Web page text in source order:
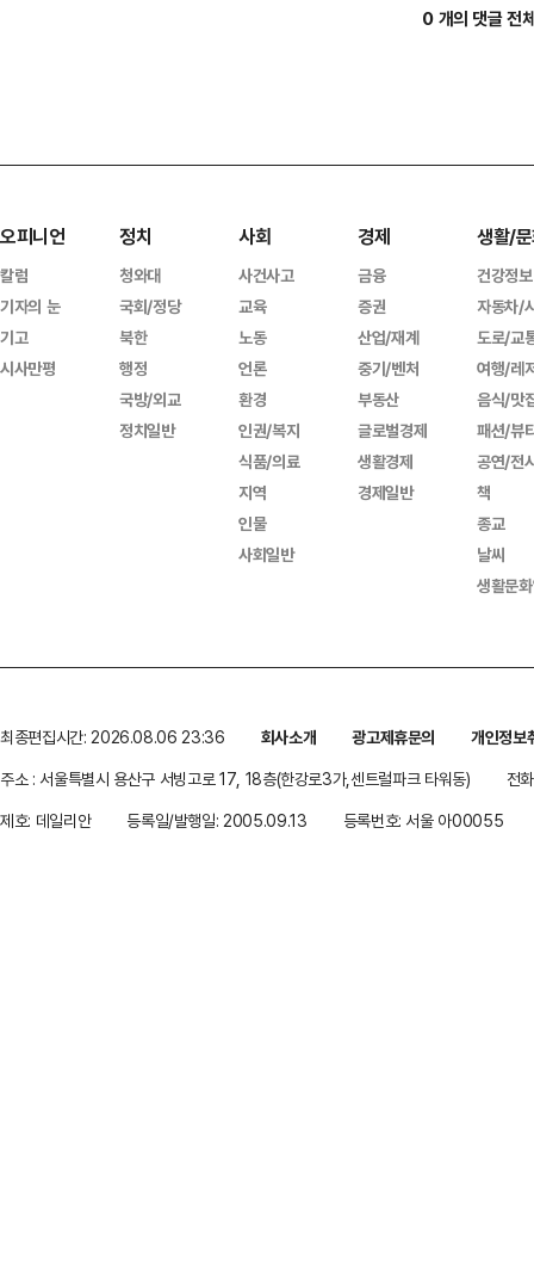
0 개의 댓글 전
오피니언
칼럼
기자의 눈
기고
시사만평
정치
청와대
국회/정당
북한
행정
국방/외교
정치일반
사회
사건사고
교육
노동
언론
환경
인권/복지
식품/의료
지역
인물
사회일반
경제
금융
증권
산업/재계
중기/벤처
부동산
글로벌경제
생활경제
경제일반
생활/
건강정보
자동차/
도로/교
여행/레
음식/맛
패션/뷰
공연/전
책
종교
날씨
생활문
최종편집시간: 2026.08.06 23:36 회사소개 광고제휴문의
개인정보
주소 : 서울특별시 용산구 서빙고로 17, 18층(한강로3가,센트럴파크 타워동)
전
제호: 데일리안
등록일/발행일: 2005.09.13 등록번호: 서울 아00055